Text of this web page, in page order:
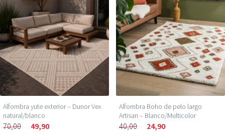
Alfombra yute exterior – Dunor Vex
natural/blanco
70,00 49,90
Alfombra Boho de pelo largo
Artisan – Blanco/Multicolor
40,00 24,90